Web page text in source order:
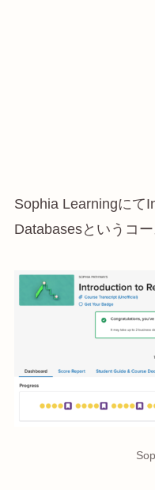
Sophia Learningにて
Databasesというコ